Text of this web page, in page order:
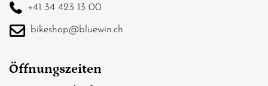
+41 34 423 13 00
bikeshop@bluewin.ch
Öffnungszeiten